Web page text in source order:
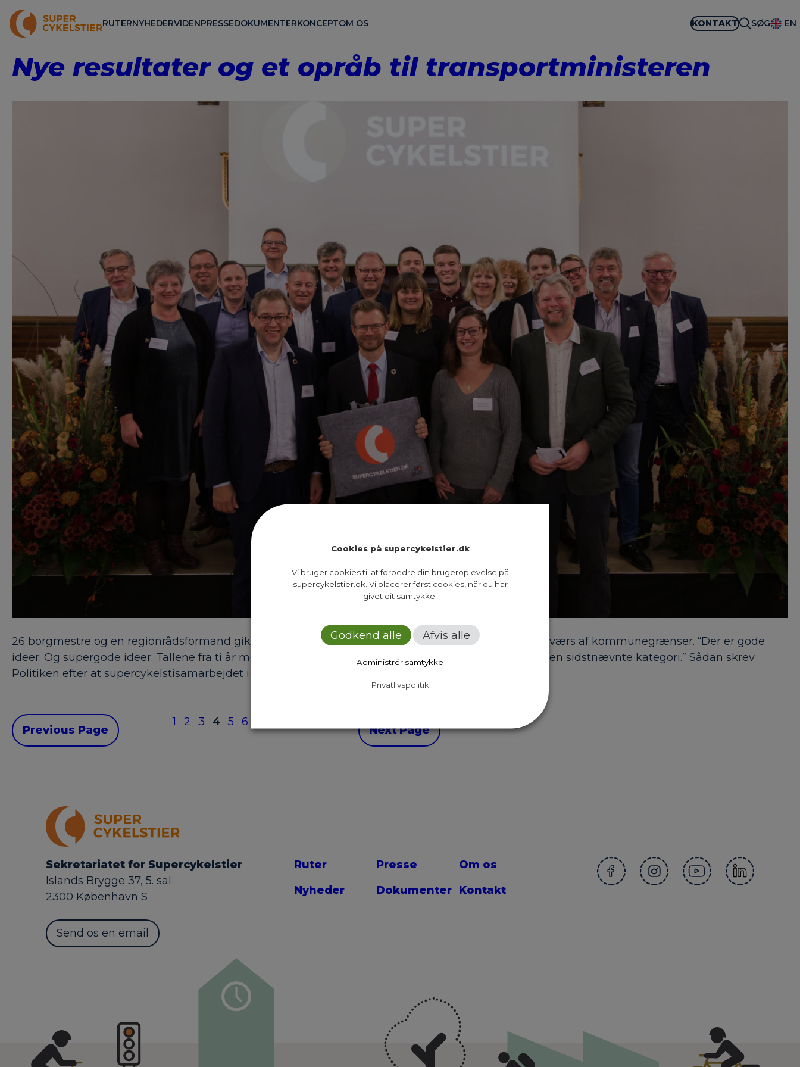
RUTERNYHEDERVIDENPRESSEDOKUMENTERKONCEPTOM OS KONTAKT SØG EN
Nye resultater og et opråb til transportministeren
26 borgmestre og en regionrådsformand gik sammen om at opfordre staten til at styrke cykling på tværs af kommunegrænser. “Der er gode
ideer. Og supergode ideer. Tallene fra ti år med supercykelstierne gør det rimeligt at placere dem i den sidstnævnte kategori.” Sådan skrev
Politiken efter at supercykelstisamarbejdet i hovedstadsregionen i oktober i år præsenterede…
Previous Page
1 2 3 4 5 6
Next Page
Sekretariatet for Supercykelstier
Islands Brygge 37, 5. sal
2300 København S
Send os en email
Ruter
Nyheder
Presse
Dokumenter
Om os
Kontakt
Cookies på supercykelstier.dk
Vi bruger cookies til at forbedre din brugeroplevelse på
supercykelstier.dk. Vi placerer først cookies, når du har
givet dit samtykke.
Godkend alle Afvis alle
Administrér samtykke
Privatlivspolitik